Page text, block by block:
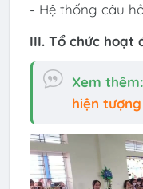
- Hệ thống câu
III. Tổ chức hoạt
Xem
hiện